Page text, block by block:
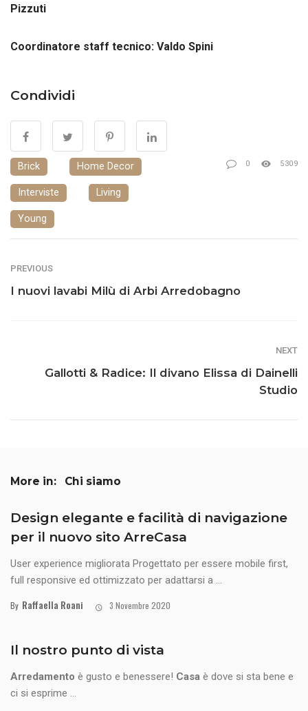
Pizzuti
Coordinatore staff tecnico: Valdo Spini
Condividi
Brick Home Decor
Interviste Living
Young
0 5309
PREVIOUS
I nuovi lavabi Milù di Arbi Arredobagno
NEXT
Gallotti & Radice: Il divano Elissa di Dainelli
Studio
More in: Chi siamo
Design elegante e facilità di navigazione
per il nuovo sito ArreCasa
User experience migliorata Progettato per essere mobile first,
full responsive ed ottimizzato per adattarsi a ...
By Raffaella Roani 3 Novembre 2020
Il nostro punto di vista
Arredamento è gusto e benessere! Casa è dove si sta bene e
ci si esprime ...